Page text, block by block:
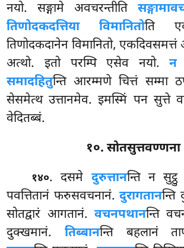
नयो. सङ्गामे अवचरन्तीति
तिणोदकदत्तिया विमानितोति
तिणोदकदानेन विमानितो, एकदिवसमत्तं
अत्थो. इतो परम्पि एसेव नयो.न
समादहितुन्ति आरम्मणे चित्तं सम्मा
सेसमेत्थ उत्तानमेव. इमस्मिं पन सुत्ते
वेदितब्बं.
१०. सोतसुत्तवण्णना
१४०. दसमे दुरुत्तानन्ति न सुट्ठु
पवत्तितानं फरुसवचनानं.दुरागतानन्ति
सोतद्वारं आगतानं. वचनपथानन्ति
दुक्खमानं. तिब्बानन्ति बहलानं